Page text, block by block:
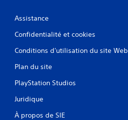
Assistance
Confidentialité et cookies
Conditions d'utilisation du site Web
Plan du site
PlayStation Studios
Juridique
À propos de SIE